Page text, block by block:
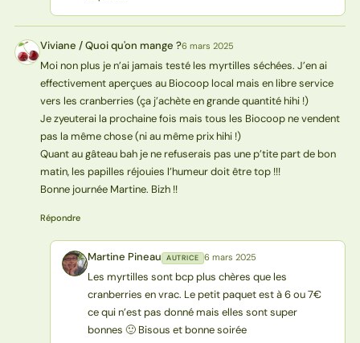
V? Viviane / Quoi qu'on mange ?6 mars 2025
Moi non plus je n’ai jamais testé les myrtilles séchées. J’en ai
effectivement aperçues au Biocoop local mais en libre service
vers les cranberries (ça j’achète en grande quantité hihi !)
Je zyeuterai la prochaine fois mais tous les Biocoop ne vendent
pas la même chose (ni au même prix hihi !)
Quant au gâteau bah je ne refuserais pas une p’tite part de bon
matin, les papilles réjouies l’humeur doit être top !!!
Bonne journée Martine. Bizh !!
Répondre
MP Martine Pineau AUTRICE 6 mars 2025
Les myrtilles sont bcp plus chères que les
cranberries en vrac. Le petit paquet est à 6 ou 7€
ce qui n’est pas donné mais elles sont super
bonnes 🙂 Bisous et bonne soirée